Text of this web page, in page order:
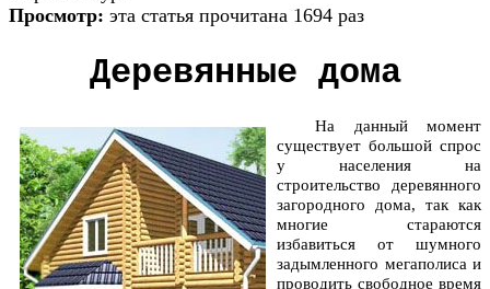
Просмотр: эта статья прочитана 1694 раз
Деревянные дома
На данный момент
существует большой спрос
у населения на
строительство деревянного
загородного дома, так как
многие стараются
избавиться от шумного
задымленного мегаполиса и
проводить свободное время